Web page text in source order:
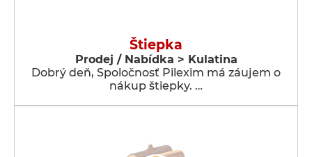
Štiepka
Prodej / Nabídka > Kulatina
Dobrý deň, Spoločnosť Pilexim má záujem o
nákup štiepky. …